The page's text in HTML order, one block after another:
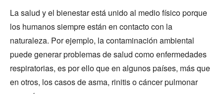
La salud y el bienestar está unido al medio físico porque
los humanos siempre están en contacto con la
naturaleza. Por ejemplo, la contaminación ambiental
puede generar problemas de salud como enfermedades
respiratorias, es por ello que en algunos países, más que
en otros, los casos de asma, rinitis o cáncer pulmonar